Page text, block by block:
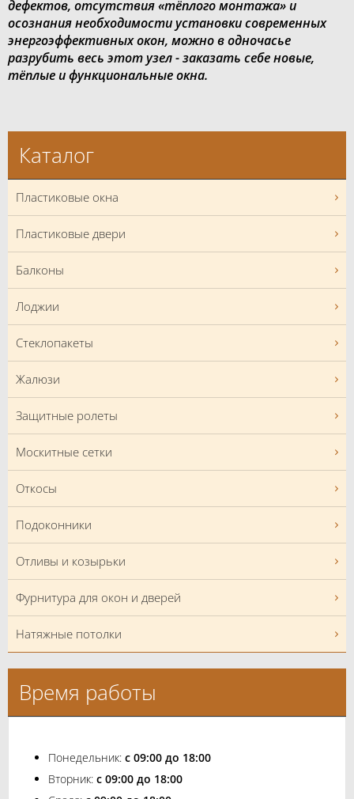
дефектов, отсутствия «тёплого монтажа» и
осознания необходимости установки современных
энергоэффективных окон, можно в одночасье
разрубить весь этот узел - заказать себе новые,
тёплые и функциональные окна.
Каталог
Пластиковые окна
Пластиковые двери
Балконы
Лоджии
Стеклопакеты
Жалюзи
Защитные ролеты
Москитные сетки
Откосы
Подоконники
Отливы и козырьки
Фурнитура для окон и дверей
Натяжные потолки
Время работы
Понедельник: с 09:00 до 18:00
Вторник: с 09:00 до 18:00